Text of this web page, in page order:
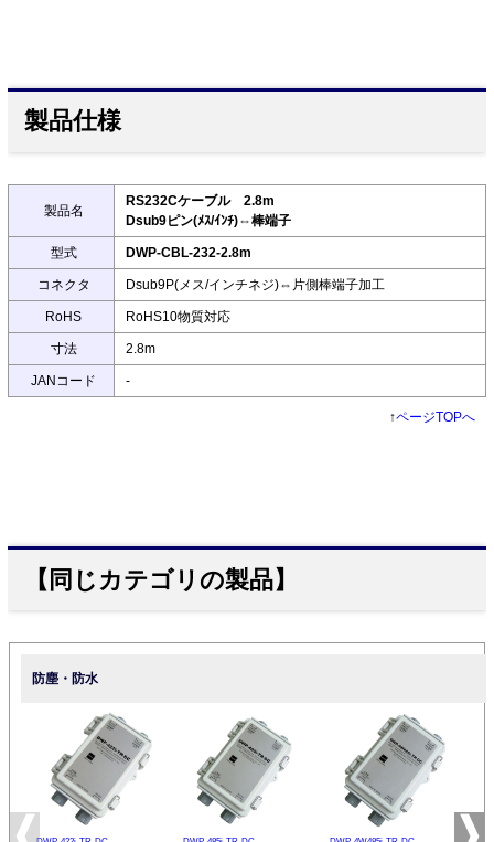
製品仕様
製品名
RS232Cケーブル 2.8m
Dsub9ピン(ﾒｽ/ｲﾝﾁ)⇔棒端子
型式 DWP-CBL-232-2.8m
コネクタ Dsub9P(メス/インチネジ)⇔片側棒端子加工
RoHS RoHS10物質対応
寸法 2.8m
JANコード -
↑ページTOPへ
【同じカテゴリの製品】
防塵・防水